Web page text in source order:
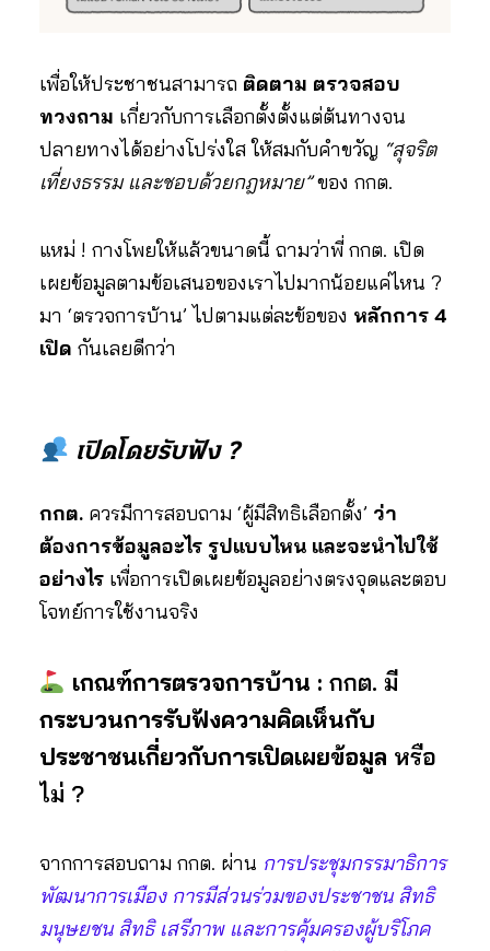
เพื่อให้ประชาชนสามารถ ติดตาม ตรวจสอบ
ทวงถาม เกี่ยวกับการเลือกตั้งตั้งแต่ต้นทางจน
ปลายทางได้อย่างโปร่งใส ให้สมกับคำขวัญ “สุจริต
เที่ยงธรรม และชอบด้วยกฎหมาย”ของ กกต.
แหม่ ! กางโพยให้แล้วขนาดนี้ ถามว่าพี่ กกต. เปิด
เผยข้อมูลตามข้อเสนอของเราไปมากน้อยแค่ไหน ?
มา ‘ตรวจการบ้าน’ ไปตามแต่ละข้อของ หลักการ 4
เปิด กันเลยดีกว่า
เปิดโดยรับฟัง ?
กกต.ควรมีการสอบถาม ‘ผู้มีสิทธิเลือกตั้ง’ ว่า
ต้องการข้อมูลอะไร รูปแบบไหน และจะนำไปใช้
อย่างไรเพื่อการเปิดเผยข้อมูลอย่างตรงจุดและตอบ
โจทย์การใช้งานจริง
เกณฑ์การตรวจการบ้าน : กกต. มี
กระบวนการรับฟังความคิดเห็นกับ
ประชาชนเกี่ยวกับการเปิดเผยข้อมูล หรือ
ไม่ ?
จากการสอบถาม กกต. ผ่าน การประชุมกรรมาธิการ
พัฒนาการเมือง การมีส่วนร่วมของประชาชน สิทธิ
มนุษยชน สิทธิ เสรีภาพ และการคุ้มครองผู้บริโภค